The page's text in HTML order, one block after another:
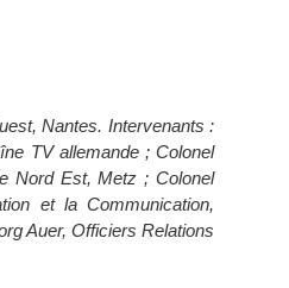
Nantes. Intervenants :
TV allemande ; Colonel
Nord Est, Metz ; Colonel
et la Communication,
Auer, Officiers Relations